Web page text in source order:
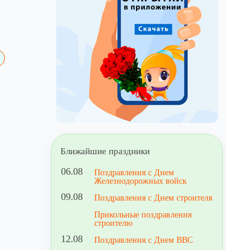
Ближайшие праздники
06.08
Поздравления с Днем
Железнодорожных войск
09.08
Поздравления с Днем строителя
Прикольные поздравления
строителю
12.08 Поздравления с Днем ВВС